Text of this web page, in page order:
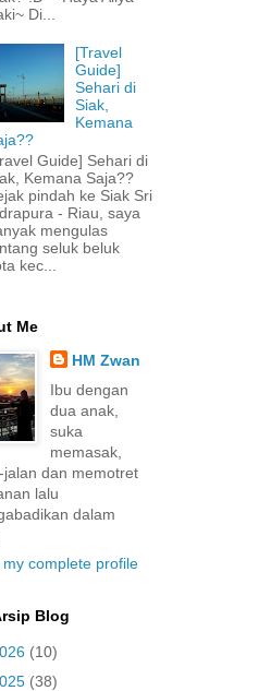
Di...
[Travel
Guide]
Sehari di
Siak,
Kemana
Guide] Sehari di
Kemana Saja??
pindah ke Siak Sri
- Riau, saya
mengulas
seluk beluk
kec...
Me
HM Zwan
Ibu dengan
dua anak,
suka
memasak,
jalan dan memotret
lalu
dalam
my complete profile
Blog
(10)
(38)